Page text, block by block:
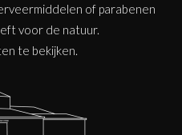
of parabenen
voor de natuur.
te bekijken.